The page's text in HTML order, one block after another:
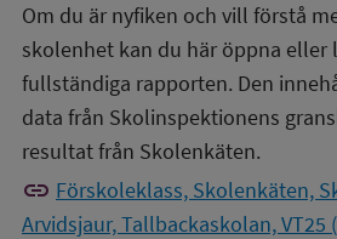
Om du är nyfiken och vill förstå
skolenhet kan du här öppna eller
fullständiga rapporten. Den
data från Skolinspektionens
resultat från Skolenkäten.
link Förskoleklass, Skolenkäten,
Arvidsjaur, Tallbackaskolan, VT25